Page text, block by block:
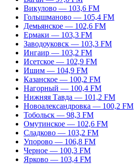
Викулово — 103,6 FM
Голышманово — 105,4 FM
Демьянское — 102,6 FM
Ермаки — 103,3 FM
Заводоуковск — 103,3 FM
Ингаир — 103,2 FM
Исетское — 102,9 FM
Ишим — 104,9 FM
Казанское — 100,2 FM
Нагорный — 100,4 FM
Нижняя Тавда — 101,2 FM
Новоалександровка — 100,2 FM
Тобольск — 98,3 FM
Омутинское — 102,6 FM
Сладково — 103,2 FM
Упорово — 106,8 FM
Черное — 100,3 FM
Ярково — 103,4 FM